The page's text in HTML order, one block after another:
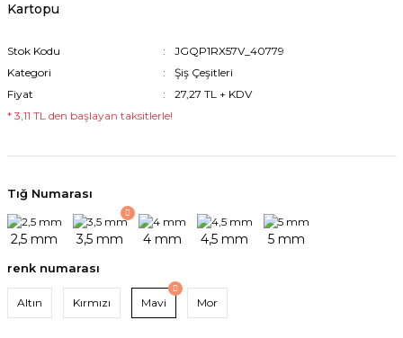
Kartopu
Stok Kodu
JGQP1RX57V_40779
Kategori
Şiş Çeşitleri
Fiyat
27,27 TL + KDV
* 3,11 TL den başlayan taksitlerle!
Tığ Numarası
renk numarası
Altın Kırmızı Mavi Mor